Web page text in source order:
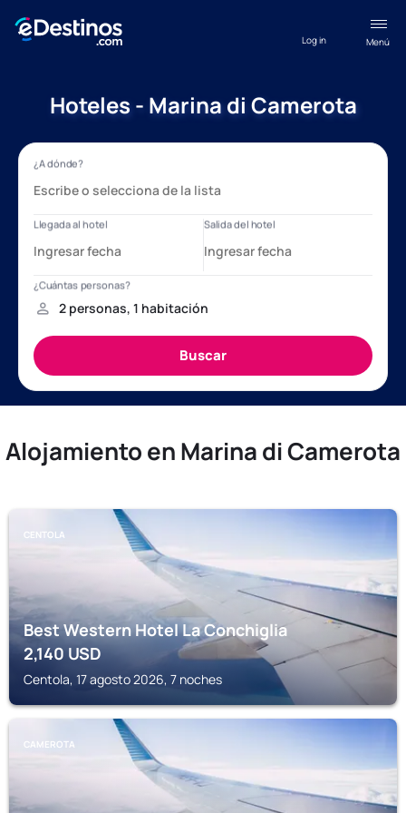
Menú
Log in
Hoteles - Marina di Camerota
Alojamiento en Marina di Camerota
CENTOLA
Best Western Hotel La Conchiglia
2,140USD
Centola, 17 agosto 2026, 7 noches
CAMEROTA